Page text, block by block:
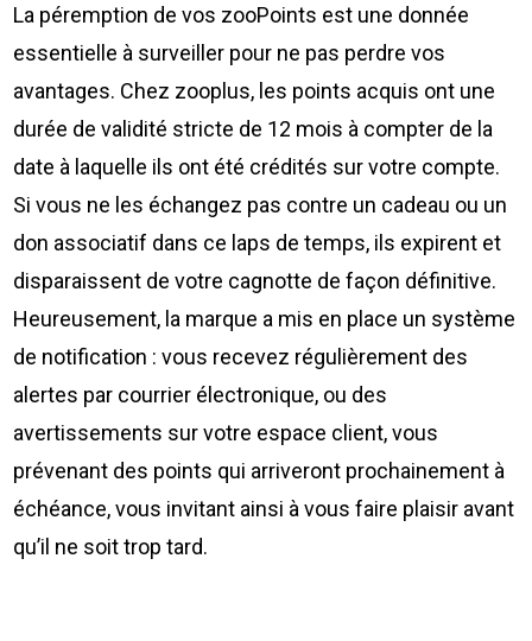
La péremption de vos zooPoints est une donnée
essentielle à surveiller pour ne pas perdre vos
avantages. Chez zooplus, les points acquis ont une
durée de validité stricte de 12 mois à compter de la
date à laquelle ils ont été crédités sur votre compte.
Si vous ne les échangez pas contre un cadeau ou un
don associatif dans ce laps de temps, ils expirent et
disparaissent de votre cagnotte de façon définitive.
Heureusement, la marque a mis en place un système
de notification : vous recevez régulièrement des
alertes par courrier électronique, ou des
avertissements sur votre espace client, vous
prévenant des points qui arriveront prochainement à
échéance, vous invitant ainsi à vous faire plaisir avant
qu’il ne soit trop tard.